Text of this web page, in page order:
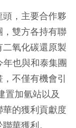
，主要合作夥
雙方各持有聯
氧化碳還原製
年也與和泰集團
不僅有機會引
置加氫站以及
的獲利貢獻度
華獲利。